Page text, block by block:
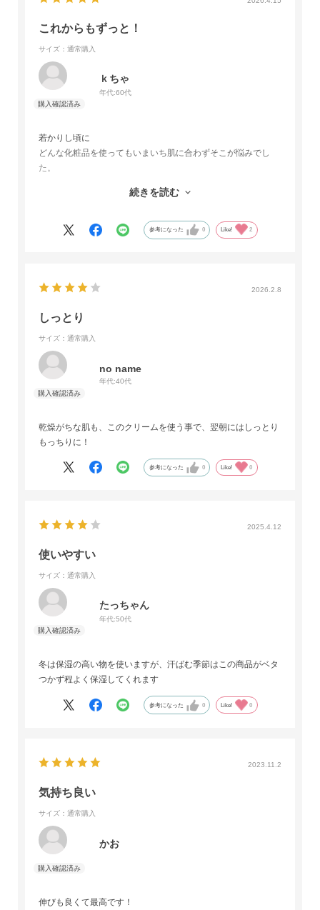
これからもずっと！
サイズ：通常購入
ｋちゃ
年代:60代
若かりし頃に
どんな化粧品を使ってもいまいち肌に合わずそこが悩みでし
た。
た！という思いでずっと使い続けています。
続きを読む
参考になった 0 Like! 2
2026.2.8
しっとり
サイズ：通常購入
no name
年代:40代
乾燥がちな肌も、このクリームを使う事で、翌朝にはしっとり
もっちりに！
参考になった 0 Like! 0
2025.4.12
使いやすい
サイズ：通常購入
たっちゃん
年代:50代
冬は保湿の高い物を使いますが、汗ばむ季節はこの商品がベタ
つかず程よく保湿してくれます
参考になった 0 Like! 0
2023.11.2
気持ち良い
サイズ：通常購入
かお
伸びも良くて最高です！